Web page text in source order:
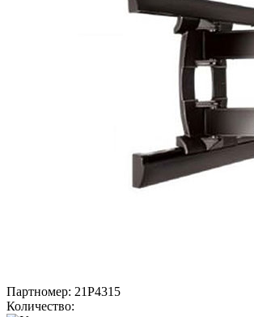
Партномер: 21P4315
Количество: